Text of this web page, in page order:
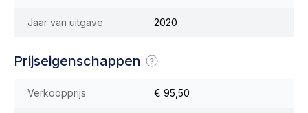
Jaar van uitgave 2020
Prijseigenschappen
Verkoopprijs € 95,50